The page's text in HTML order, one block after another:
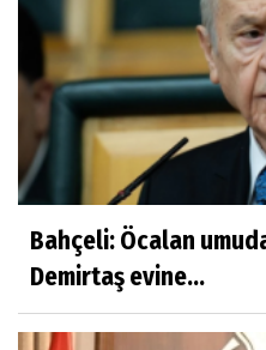
Bahçeli: Öcalan
Demirtaş evine...